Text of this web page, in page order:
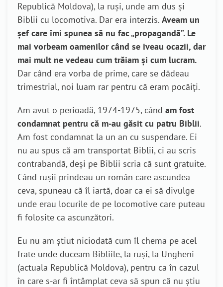
Republică Moldova), la ruși, unde am dus și
Biblii cu locomotiva. Dar era interzis. Aveam un
șef care îmi spunea să nu fac „propagandă”. Le
mai vorbeam oamenilor când se iveau ocazii, dar
mai mult ne vedeau cum trăiam și cum lucram.
Dar când era vorba de prime, care se dădeau
trimestrial, noi luam rar pentru că eram pocăiți.
Am avut o perioadă, 1974-1975, când am fost
condamnat pentru că m-au găsit cu patru Biblii.
Am fost condamnat la un an cu suspendare. Ei
nu au spus că am transportat Biblii, ci au scris
contrabandă, deși pe Biblii scria că sunt gratuite.
Când rușii prindeau un român care ascundea
ceva, spuneau că îl iartă, doar ca ei să divulge
unde erau locurile de pe locomotive care puteau
fi folosite ca ascunzători.
Eu nu am știut niciodată cum îl chema pe acel
frate unde duceam Bibliile, la ruși, la Ungheni
(actuala Republică Moldova), pentru ca în cazul
în care s-ar fi întâmplat ceva să spun că nu știu